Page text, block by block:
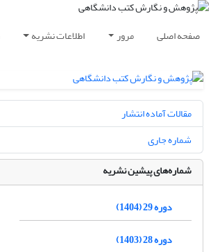
صفحه اصلی مرور اطلاعات نشریه
مقالات آماده انتشار
شماره جاری
شماره‌های پیشین نشریه
دوره 29 (1404)
دوره 28 (1403)